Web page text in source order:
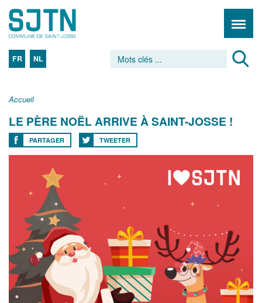
FR NL
Accueil
LE PÈRE NOËL ARRIVE À SAINT-JOSSE !
PARTAGER TWEETER